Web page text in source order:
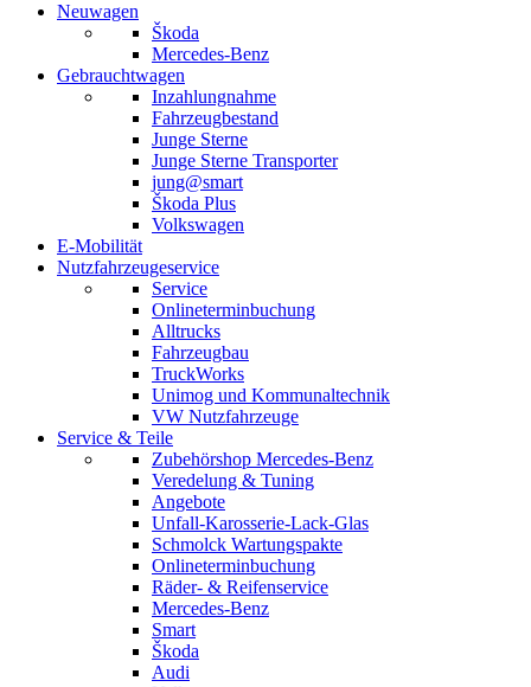
Neuwagen
Škoda
Mercedes-Benz
Gebrauchtwagen
Inzahlungnahme
Fahrzeugbestand
Junge Sterne
Junge Sterne Transporter
jung@smart
Škoda Plus
Volkswagen
E-Mobilität
Nutzfahrzeugeservice
Service
Onlineterminbuchung
Alltrucks
Fahrzeugbau
TruckWorks
Unimog und Kommunaltechnik
VW Nutzfahrzeuge
Service & Teile
Zubehörshop Mercedes-Benz
Veredelung & Tuning
Angebote
Unfall-Karosserie-Lack-Glas
Schmolck Wartungspakte
Onlineterminbuchung
Räder- & Reifenservice
Mercedes-Benz
Smart
Škoda
Audi